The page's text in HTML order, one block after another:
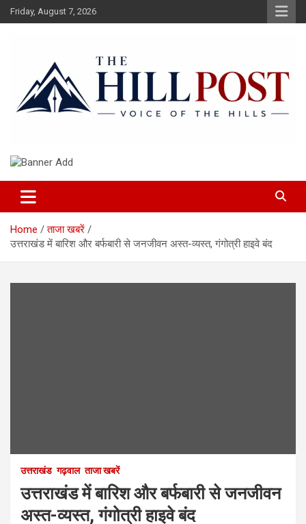
Skip
to
Friday, August 7, 2026
The Hillpost
Home
ताजा खबरें
उत्तराखंड में बारिश और बर्फबारी से जनजीवन अस्‍त-व्यस्त, गंगोत्री हाइवे बंद
उत्तराखंड गढ़वाल ताजा खबरें
उत्तराखंड में बारिश और बर्फबारी से जनजीवन
अस्‍त-व्यस्त, गंगोत्री हाइवे बंद